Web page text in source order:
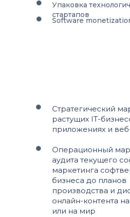
Software
Стратегический
растущих IT-
приложениях и
Операционный
аудита текущего
маркетинга
бизнеса до планов
производства и
онлайн-контента
или на мир
Упаковка
стартапов